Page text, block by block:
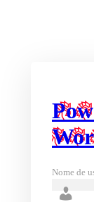
Nome de